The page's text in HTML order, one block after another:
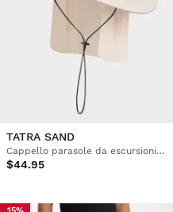
TATRA SAND
Cappello parasole da escursionismo
$44.95